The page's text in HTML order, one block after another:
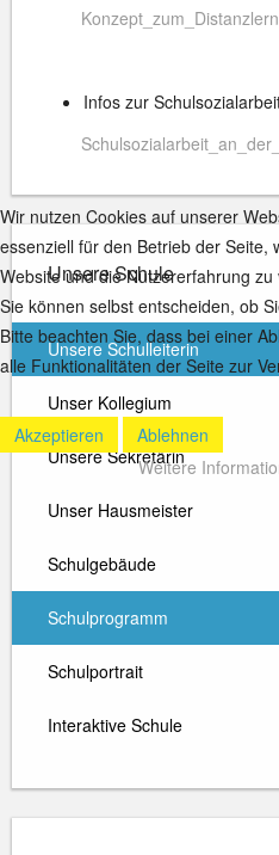
Infos zur
Unsere Schule
Unsere Schulleiterin
Unser Kollegium
Unsere Sekretärin
Unser Hausmeister
Schulgebäude
Schulprogramm
Schulportrait
Interaktive Schule
Wir nutzen Cookies auf unserer
essenziell für den Betrieb der
Website und die Nutzererfahrung
Sie können selbst entscheiden, ob
Bitte beachten Sie, dass bei einer
alle Funktionalitäten der Seite zur
Akzeptieren
Ablehnen
Weitere